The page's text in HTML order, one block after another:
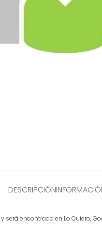
DESCRIPCIÓN
y será encontrado en Lo Quiero,